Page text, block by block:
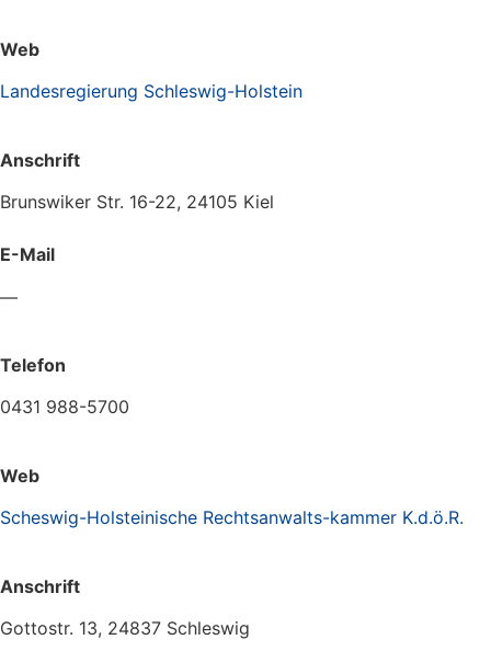
Web
Landesregierung Schleswig-Holstein
Anschrift
Brunswiker Str. 16-22, 24105 Kiel
E-Mail
—
Telefon
0431 988-5700
Web
Scheswig-Holsteinische Rechtsanwalts-kammer K.d.ö.R.
Anschrift
Gottostr. 13, 24837 Schleswig